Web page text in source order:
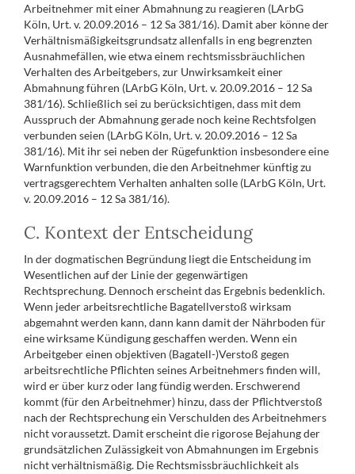
Arbeitnehmer mit einer Abmahnung zu reagieren (LArbG
Köln, Urt. v. 20.09.2016 – 12 Sa 381/16). Damit aber könne der
Verhältnismäßigkeitsgrundsatz allenfalls in eng begrenzten
Ausnahmefällen, wie etwa einem rechtsmissbräuchlichen
Verhalten des Arbeitgebers, zur Unwirksamkeit einer
Abmahnung führen (LArbG Köln, Urt. v. 20.09.2016 – 12 Sa
381/16). Schließlich sei zu berücksichtigen, dass mit dem
Ausspruch der Abmahnung gerade noch keine Rechtsfolgen
verbunden seien (LArbG Köln, Urt. v. 20.09.2016 – 12 Sa
381/16). Mit ihr sei neben der Rügefunktion insbesondere eine
Warnfunktion verbunden, die den Arbeitnehmer künftig zu
vertragsgerechtem Verhalten anhalten solle (LArbG Köln, Urt.
v. 20.09.2016 – 12 Sa 381/16).
C. Kontext der Entscheidung
In der dogmatischen Begründung liegt die Entscheidung im
Wesentlichen auf der Linie der gegenwärtigen
Rechtsprechung. Dennoch erscheint das Ergebnis bedenklich.
Wenn jeder arbeitsrechtliche Bagatellverstoß wirksam
abgemahnt werden kann, dann kann damit der Nährboden für
eine wirksame Kündigung geschaffen werden. Wenn ein
Arbeitgeber einen objektiven (Bagatell-)Verstoß gegen
arbeitsrechtliche Pflichten seines Arbeitnehmers finden will,
wird er über kurz oder lang fündig werden. Erschwerend
kommt (für den Arbeitnehmer) hinzu, dass der Pflichtverstoß
nach der Rechtsprechung ein Verschulden des Arbeitnehmers
nicht voraussetzt. Damit erscheint die rigorose Bejahung der
grundsätzlichen Zulässigkeit von Abmahnungen im Ergebnis
nicht verhältnismäßig. Die Rechtsmissbräuchlichkeit als